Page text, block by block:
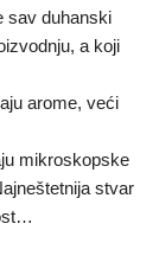
sav duhanski
a koji
arome, veći
mikroskopske
stvar